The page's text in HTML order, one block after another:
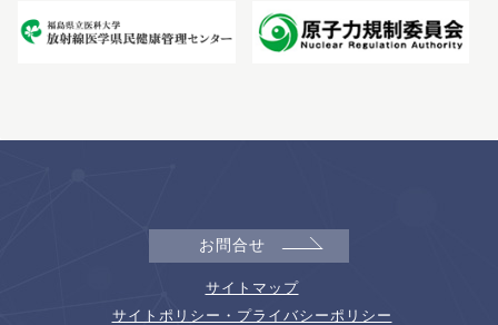
お問合せ
サイトマップ
サイトポリシー・プライバシーポリシー